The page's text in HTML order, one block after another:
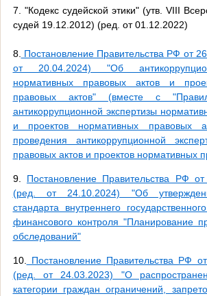
7. "Кодекс судейской этики" (утв. VIII
судей 19.12.2012) (ред. от 01.12.2022)
8. Постановление Правительства РФ от
от 20.04.2024) "Об
нормативных правовых актов и
правовых актов" (вместе с
антикоррупционной экспертизы
и проектов нормативных правовых
проведения антикоррупционной
правовых актов и проектов нормативных
9. Постановление Правительства РФ
(ред. от 24.10.2024) "Об
стандарта внутреннего
финансового контроля "Планирование
обследований"
10. Постановление Правительства РФ
(ред. от 24.03.2023) "О
категории граждан ограничений,